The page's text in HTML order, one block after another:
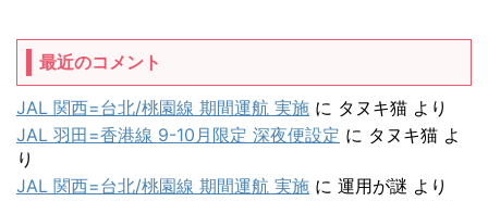
最近のコメント
JAL 関西=台北/桃園線 期間運航 実施 に タヌキ猫 より
JAL 羽田=香港線 9-10月限定 深夜便設定 に タヌキ猫 よ
り
JAL 関西=台北/桃園線 期間運航 実施 に 運用が謎 より